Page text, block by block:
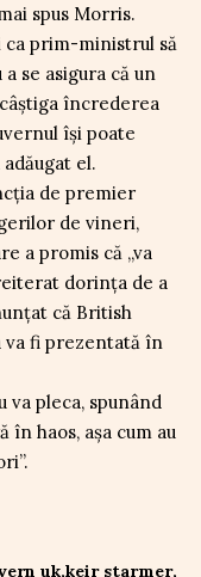
spus Morris.
ca prim-ministrul să
se asigura că un
încrederea
își poate
el.
de premier
de vineri,
a promis că „va
dorința de a
că British
va fi prezentată în
va pleca, spunând
în haos, așa cum au
uk keir starmer